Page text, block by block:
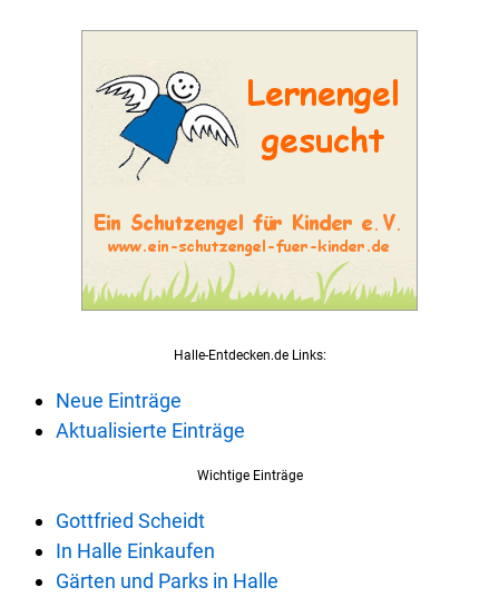
Halle-Entdecken.de Links:
Neue Einträge
Aktualisierte Einträge
Wichtige Einträge
Gottfried Scheidt
In Halle Einkaufen
Gärten und Parks in Halle